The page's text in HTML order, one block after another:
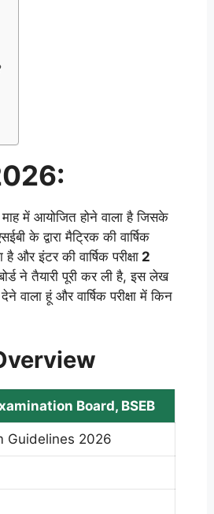
में आयोजित होने वाला है जिसके
के द्वारा मैट्रिक की वार्षिक
और इंटर की वार्षिक परीक्षा 2
ने तैयारी पूरी कर ली है, इस लेख
हूं और वार्षिक परीक्षा में किन
Board, BSEB
Guidelines 2026